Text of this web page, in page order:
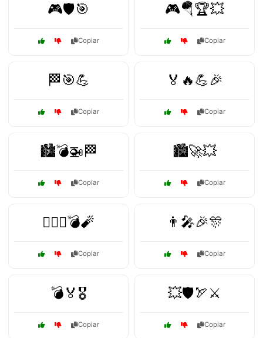
🎮🛡️🎯
Copiar
🎮🪂🏆💥
Copiar
🏁🎯💪
Copiar
🏅🔥💪🎉
Copiar
🏙️💣🚁🏁
Copiar
🏙️🚀💥
Copiar
🏴‍☠️⚓💣🧨
Copiar
👨‍🎤🎉🎊
Copiar
💣🏅🎖️
Copiar
💥🛡️🏹⚔️
Copiar